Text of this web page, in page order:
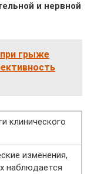
и нервной
грыже
клинического
изменения,
наблюдается